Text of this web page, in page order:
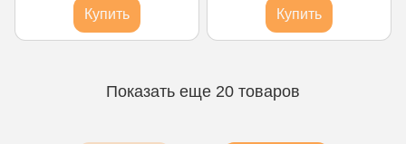
Купить Купить
Показать еще 20 товаров